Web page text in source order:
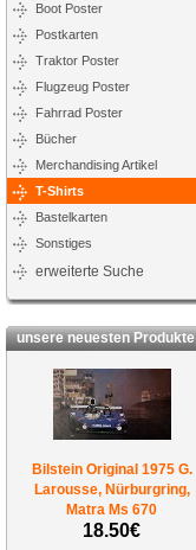
Boot Poster
Postkarten
Traktor Poster
Flugzeug Poster
Fahrrad Poster
Bücher
Merchandising Artikel
T-Shirts
Bastelkarten
Sonstiges
erweiterte Suche
unsere neuesten Produkte
Bilstein Original 1975 G.
Larousse, Nürburgring,
Matra Ms 670
18.50€